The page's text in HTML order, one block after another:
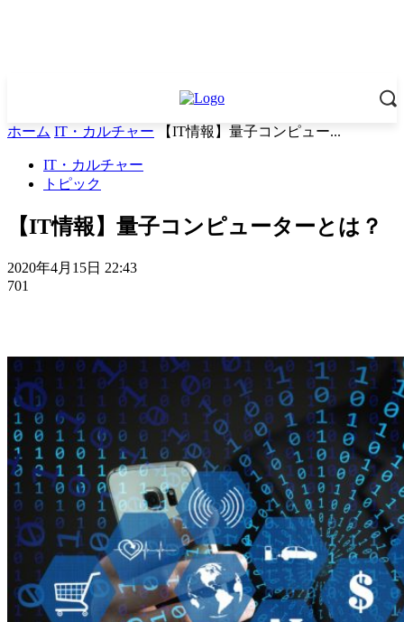
ホーム IT・カルチャー 【IT情報】量子コンピュー...
IT・カルチャー
トピック
【IT情報】量子コンピューターとは？
2020年4月15日 22:43
701